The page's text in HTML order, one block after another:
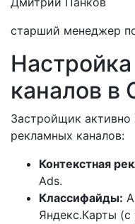
старший менеджер
каналов в
Застройщик активно
рекламных каналов:
Контекстная
Ads.
Классифайды:
Яндекс.Карты